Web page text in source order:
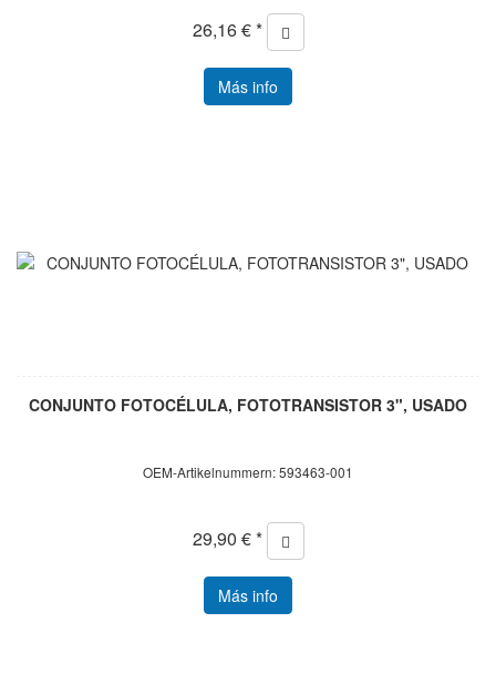
26,16 € *
Más info
CONJUNTO FOTOCÉLULA, FOTOTRANSISTOR 3", USADO
OEM-Artikelnummern: 593463-001
29,90 € *
Más info